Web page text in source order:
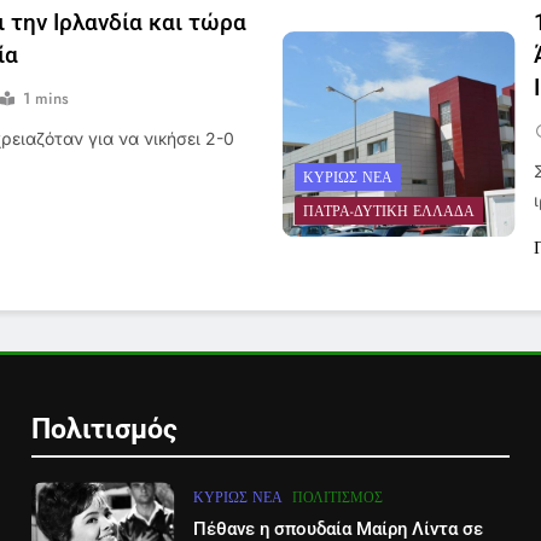
την Ιρλανδία και τώρα
1 mins
για να νικήσει 2-0
ΚΥΡΊΩΣ ΝΈΑ
ΠΆΤΡΑ-ΔΥΤΙΚΉ ΕΛΛΆΔΑ
Πολιτισμός
ΚΥΡΊΩΣ ΝΈΑ ΠΟΛΙΤΙΣΜΌΣ
Πέθανε η σπουδαία Μαίρη Λίντα σε